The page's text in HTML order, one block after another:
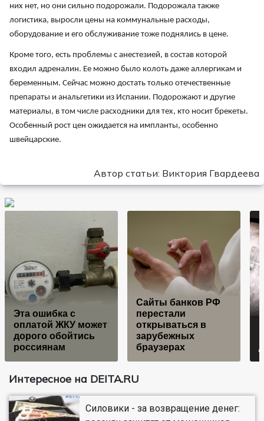
них нет, но они сильно подорожали. Подорожала также
логистика, выросли цены на коммунальные расходы,
оборудование и его обслуживание тоже поднялись в цене.
Кроме того, есть проблемы с анестезией, в состав которой
входил адреналин. Ее можно было колоть даже аллергикам и
беременным. Сейчас можно достать только отечественные
препараты и анальгетики из Испании. Подорожают и другие
материалы, в том числе расходники для тех, кто носит брекеты.
Особенный рост цен ожидается на импланты, особенно
швейцарские.
Автор статьи: Виктория Гвардеева
Эта ошибка с
оплатой ЖКУ может
дорого обойтись
россиянам
Сайты банков РФ
перестали
открываться в
зарубежных
браузерах
Интересное на DEITA.RU
Силовики - за возвращение денег: